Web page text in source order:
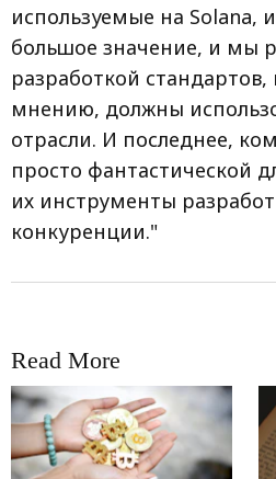
используемые на Solana,
большое значение, и мы
разработкой
мнению, должны
отрасли. И последнее,
просто фантастической
их инструменты
конкуренции."
Read More